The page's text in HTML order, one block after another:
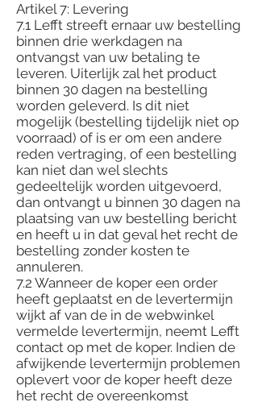
Artikel 7: Levering
7.1 Lefft streeft ernaar uw bestelling
binnen drie werkdagen na
ontvangst van uw betaling te
leveren. Uiterlijk zal het product
binnen 30 dagen na bestelling
worden geleverd. Is dit niet
mogelijk (bestelling tijdelijk niet op
voorraad) of is er om een andere
reden vertraging, of een bestelling
kan niet dan wel slechts
gedeeltelijk worden uitgevoerd,
dan ontvangt u binnen 30 dagen na
plaatsing van uw bestelling bericht
en heeft u in dat geval het recht de
bestelling zonder kosten te
annuleren.
7.2 Wanneer de koper een order
heeft geplaatst en de levertermijn
wijkt af van de in de webwinkel
vermelde levertermijn, neemt Lefft
contact op met de koper. Indien de
afwijkende levertermijn problemen
oplevert voor de koper heeft deze
het recht de overeenkomst